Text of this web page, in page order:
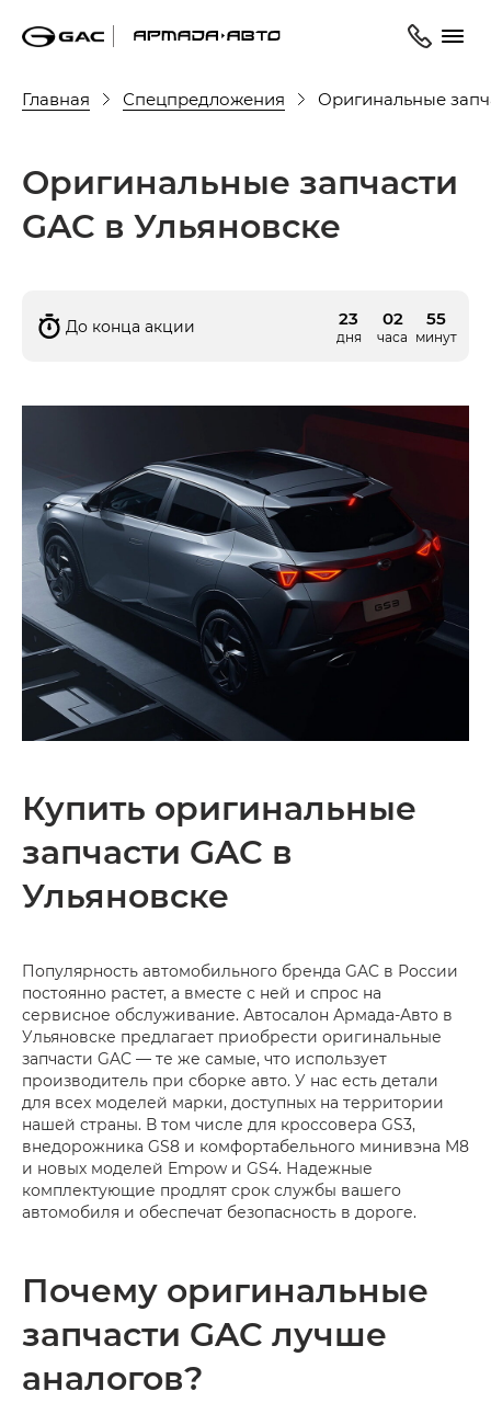
Главная Спецпредложения Оригинальные
Оригинальные запчасти
GAC в Ульяновске
До конца акции 23 02 55
Купить оригинальные
запчасти GAC в
Ульяновске
Популярность автомобильного бренда GAC в России
постоянно растет, а вместе с ней и спрос на
сервисное обслуживание. Автосалон Армада-Авто в
Ульяновске предлагает приобрести оригинальные
запчасти GAC — те же самые, что использует
производитель при сборке авто. У нас есть детали
для всех моделей марки, доступных на территории
нашей страны. В том числе для кроссовера GS3,
внедорожника GS8 и комфортабельного минивэна M8
и новых моделей Empow и GS4. Надежные
комплектующие продлят срок службы вашего
автомобиля и обеспечат безопасность в дороге.
Почему оригинальные
запчасти GAC лучше
аналогов?